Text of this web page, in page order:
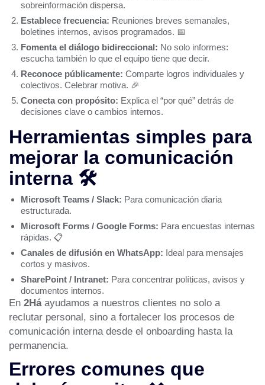
sobreinformación dispersa.
Establece frecuencia: Reuniones breves semanales,
boletines internos, avisos programados. 📅
Fomenta el diálogo bidireccional: No solo informes:
escucha también lo que el equipo tiene que decir.
Reconoce públicamente: Comparte logros individuales y
colectivos. Celebrar motiva. 🎉
Conecta con propósito: Explica el “por qué” detrás de
decisiones clave o cambios internos.
Herramientas simples para
mejorar la comunicación
interna 🛠️
Microsoft Teams / Slack: Para comunicación diaria
estructurada.
Microsoft Forms / Google Forms: Para encuestas internas
rápidas. 📋
Canales de difusión en WhatsApp: Ideal para mensajes
cortos y masivos.
SharePoint / Intranet: Para concentrar políticas, avisos y
documentos internos.
En 2Háayudamos a nuestros clientes no solo a
reclutar personal, sino a fortalecer los procesos de
comunicación interna desde el onboarding hasta la
permanencia.
Errores comunes que